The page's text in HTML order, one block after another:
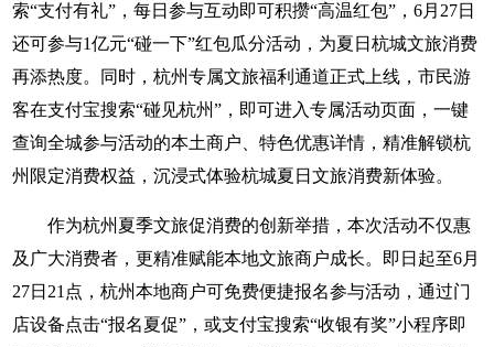
索“支付有礼”，每日参与互动即可积攒“高温红包”，6月27日
还可参与1亿元“碰一下”红包瓜分活动，为夏日杭城文旅消费
再添热度。同时，杭州专属文旅福利通道正式上线，市民游
客在支付宝搜索“碰见杭州”，即可进入专属活动页面，一键
查询全城参与活动的本土商户、特色优惠详情，精准解锁杭
州限定消费权益，沉浸式体验杭城夏日文旅消费新体验。
作为杭州夏季文旅促消费的创新举措，本次活动不仅惠
及广大消费者，更精准赋能本地文旅商户成长。即日起至6月
27日21点，杭州本地商户可免费便捷报名参与活动，通过门
店设备点击“报名夏促”，或支付宝搜索“收银有奖”小程序即